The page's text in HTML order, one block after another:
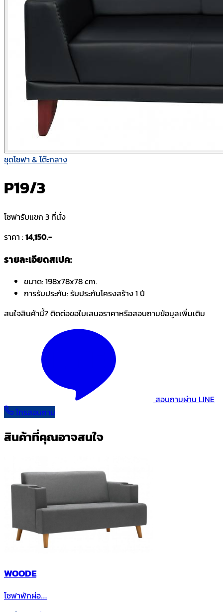
ชุดโซฟา & โต๊ะกลาง
P19/3
โซฟารับแขก 3 ที่นั่ง
ราคา :14,150.-
รายละเอียดสเปค:
ขนาด:198x78x78 cm.
การรับประกัน:รับประกันโครงสร้าง 1 ปี
สนใจสินค้านี้? ติดต่อขอใบเสนอราคาหรือสอบถามข้อมูลเพิ่มเติม
สอบถามผ่าน LINE
โทรสอบถาม
สินค้าที่คุณอาจสนใจ
WOODE
โซฟาพักผ่อ…